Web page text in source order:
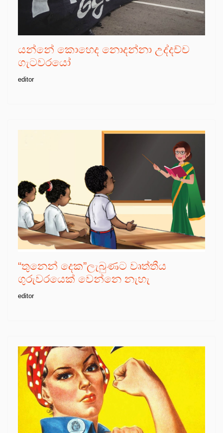
යන්නේ කොහෙද නොදන්නා උද්දච්ච
ගැටවරයෝ
editor
“තුනෙන් දෙක”ලැබුණට වෘත්තීය
ගුරුවරයෙක් වෙන්නෙ නැහැ
editor